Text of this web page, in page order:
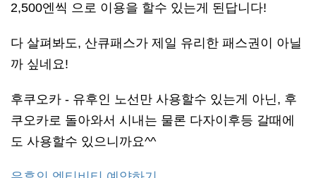
2,500엔씩 으로 이용을 할수 있는게 된답니다!
다 살펴봐도, 산큐패스가 제일 유리한 패스권이 아닐
까 싶네요!
후쿠오카 - 유후인 노선만 사용할수 있는게 아닌, 후
쿠오카로 돌아와서 시내는 물론 다자이후등 갈때에
도 사용할수 있으니까요^^